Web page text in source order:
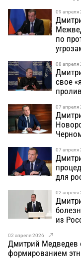
09 апреля
по
08 апреля
свое
07 апреля
07 апреля
для
02 апреля
из
02 апреля 2026
Дмитрий Медведев
формированием